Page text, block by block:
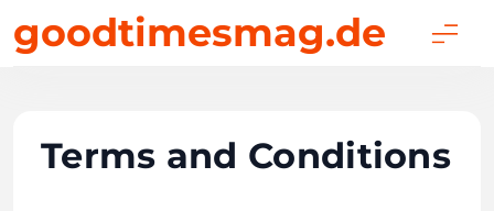
togoodtimesmag.de
Terms and Conditions